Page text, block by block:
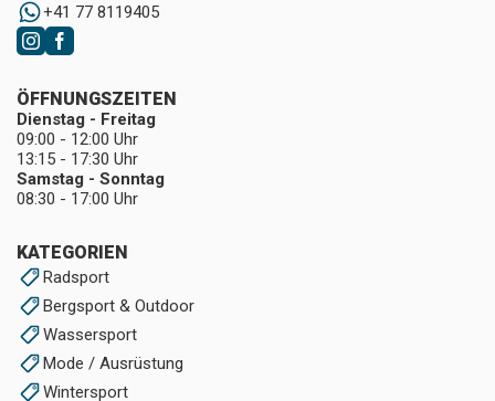
+41 77 8119405
KATEGORIEN
Radsport
Bergsport & Outdoor
Wassersport
Mode / Ausrüstung
Wintersport
ÖFFNUNGSZEITEN
Dienstag - Freitag
09:00 - 12:00 Uhr
13:15 - 17:30 Uhr
Samstag - Sonntag
08:30 - 17:00 Uhr